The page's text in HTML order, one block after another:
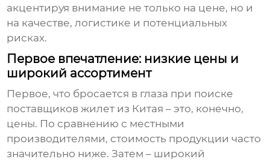
акцентируя внимание не только на цене, но и
на качестве, логистике и потенциальных
рисках.
Первое впечатление: низкие цены и
широкий ассортимент
Первое, что бросается в глаза при поиске
поставщиков жилет из Китая – это, конечно,
цены. По сравнению с местными
производителями, стоимость продукции часто
значительно ниже. Затем – широкий